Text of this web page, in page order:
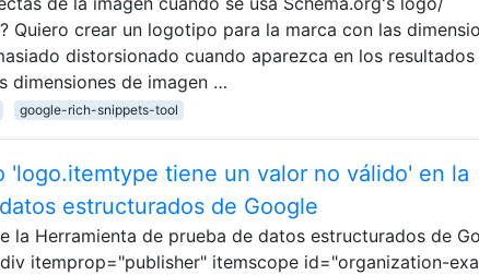
Quiero crear un logotipo para la marca con las
distorsionado cuando aparezca en los resultados
dimensiones de imagen …
google-rich-snippets-tool
'logo.itemtype tiene un valor no válido' en la
estructurados de Google
la Herramienta de prueba de datos estructurados de
itemprop="publisher" itemscope id="organization-